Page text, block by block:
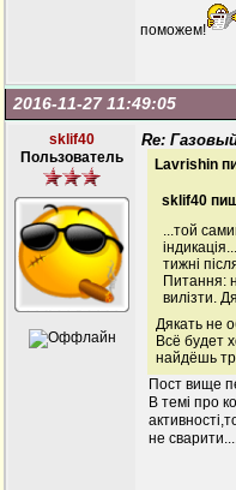
поможем!
2016-11-27 11:49:05
sklif40
Пользователь
Re:
Lavrishin
sklif40
...той
тижні
Питання:
вилізти.
Дякать не
Всё будет
найдёшь
Пост вище
В темі про
не